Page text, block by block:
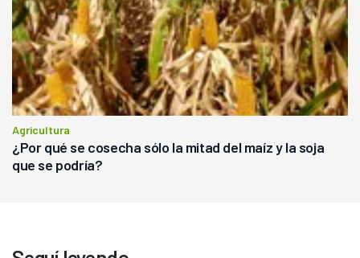
Agricultura
¿Por qué se cosecha sólo la mitad del maíz y la soja
que se podría?